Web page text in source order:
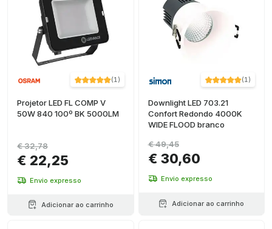
(1)
Projetor LED FL COMP V
50W 840 100º BK 5000LM
€ 22,25
€ 32,78
Envio expresso
Adicionar ao carrinho
(1)
Downlight LED 703.21
Confort Redondo 4000K
WIDE FLOOD branco
€ 30,60
€ 49,45
Envio expresso
Adicionar ao carrinho